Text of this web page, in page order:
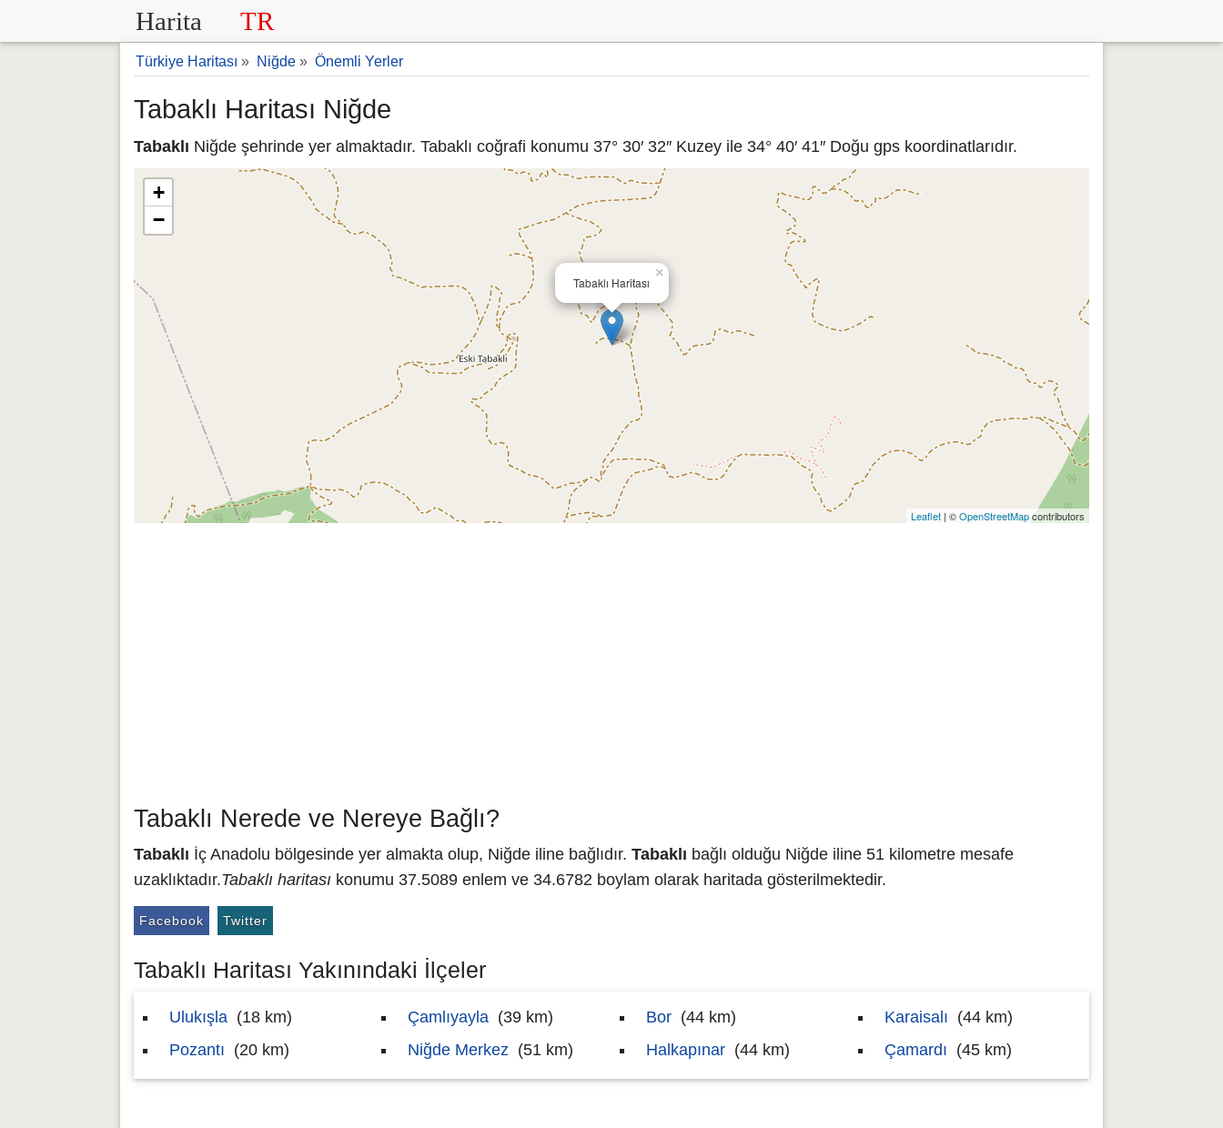
Harita TR
Türkiye Haritası » Niğde » Önemli Yerler
Tabaklı Haritası Niğde
Tabaklı Niğde şehrinde yer almaktadır. Tabaklı coğrafi konumu 37° 30′ 32″ Kuzey ile 34° 40′ 41″ Doğu gps koordinatlarıdır.
Tabaklı Haritası
×
+
−
Leaflet | ©OpenStreetMapcontributors
Tabaklı Nerede ve Nereye Bağlı?
Tabaklı İç Anadolu bölgesinde yer almakta olup, Niğde iline bağlıdır. Tabaklı bağlı olduğu Niğde iline 51 kilometre mesafe
uzaklıktadır.Tabaklı haritası konumu 37.5089 enlem ve 34.6782 boylam olarak haritada gösterilmektedir.
Facebook Twitter
Tabaklı Haritası Yakınındaki İlçeler
Ulukışla (18 km)
Pozantı (20 km)
Çamlıyayla (39 km)
Niğde Merkez (51 km)
Bor (44 km)
Halkapınar (44 km)
Karaisalı (44 km)
Çamardı (45 km)